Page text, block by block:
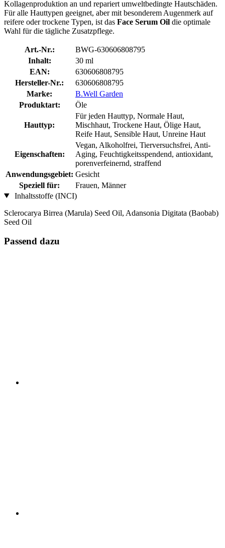
Kollagenproduktion an und repariert umweltbedingte Hautschäden.
Für alle Hauttypen geeignet, aber mit besonderem Augenmerk auf
reifere oder trockene Typen, ist das Face Serum Oil die optimale
Wahl für die tägliche Zusatzpflege.
Art.-Nr.:
BWG-630606808795
Inhalt:
30 ml
EAN:
630606808795
Hersteller-Nr.:
630606808795
Marke:
B.Well Garden
Produktart:
Öle
Hauttyp:
Für jeden Hauttyp, Normale Haut,
Mischhaut, Trockene Haut, Ölige Haut,
Reife Haut, Sensible Haut, Unreine Haut
Eigenschaften:
Vegan, Alkoholfrei, Tierversuchsfrei, Anti-
Aging, Feuchtigkeitsspendend, antioxidant,
porenverfeinernd, straffend
Anwendungsgebiet: Gesicht
Speziell für:
Frauen, Männer
Inhaltsstoffe (INCI)
Sclerocarya Birrea (Marula) Seed Oil, Adansonia Digitata (Baobab)
Seed Oil
Passend dazu